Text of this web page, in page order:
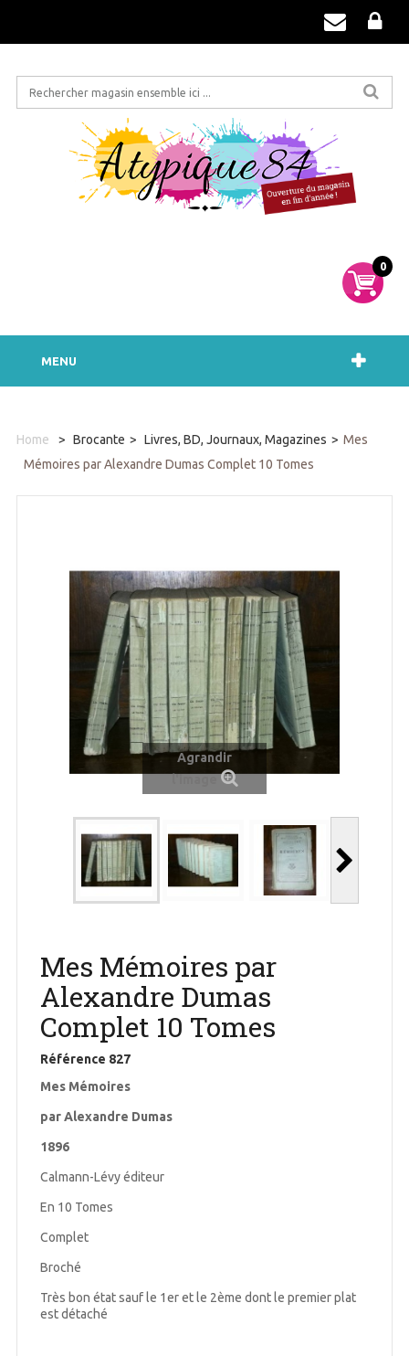
0
MENU
Home > Brocante > Livres, BD, Journaux, Magazines > Mes
Mémoires par Alexandre Dumas Complet 10 Tomes
Agrandir
Mes Mémoires par
Alexandre Dumas
Complet 10 Tomes
Référence 827
Mes Mémoires
par Alexandre Dumas
1896
Calmann-Lévy éditeur
En 10 Tomes
Complet
Broché
Très bon état sauf le 1er et le 2ème dont le premier plat
est détaché